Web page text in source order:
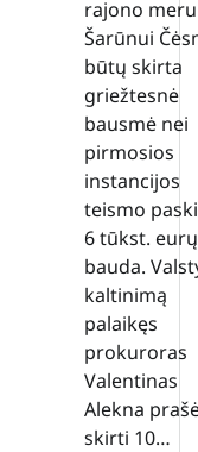
rajono
Šarūnui
būtų skirta
griežtesnė
bausmė nei
pirmosios
instancijos
teismo
6 tūkst. eurų
bauda.
kaltinimą
palaikęs
prokuroras
Valentinas
Alekna
skirti 10…